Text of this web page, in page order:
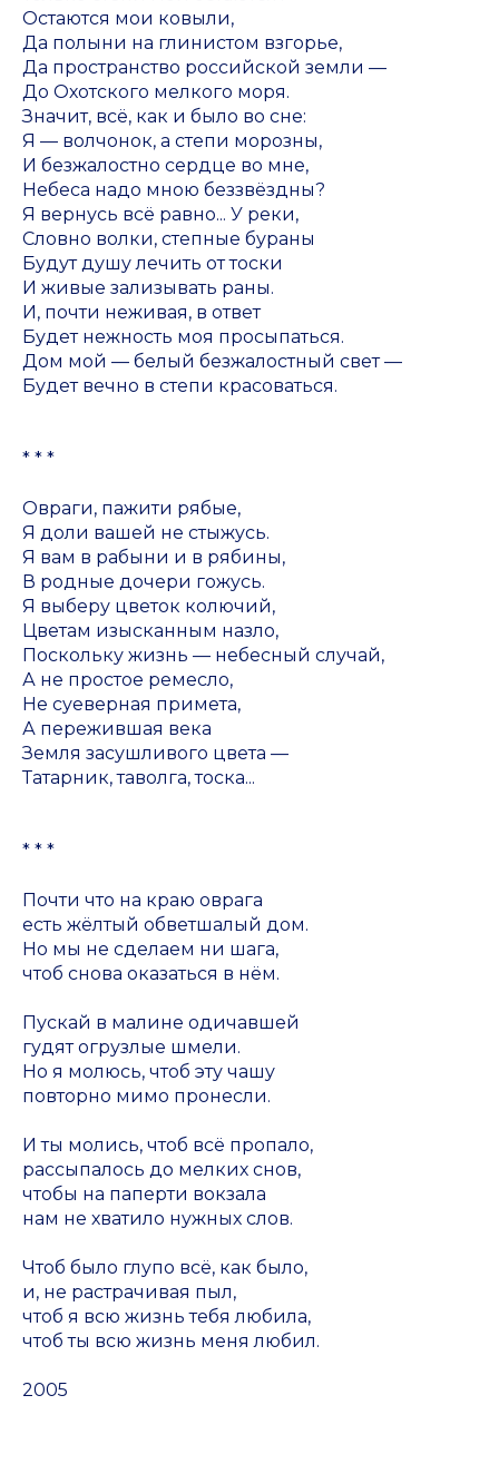
Остаются мои ковыли,
Да полыни на глинистом взгорье,
Да пространство российской земли —
До Охотского мелкого моря.
Значит, всё, как и было во сне:
Я — волчонок, а степи морозны,
И безжалостно сердце во мне,
Небеса надо мною беззвёздны?
Я вернусь всё равно... У реки,
Словно волки, степные бураны
Будут душу лечить от тоски
И живые зализывать раны.
И, почти неживая, в ответ
Будет нежность моя просыпаться.
Дом мой — белый безжалостный свет —
Будет вечно в степи красоваться.
* * *
Овраги, пажити рябые,
Я доли вашей не стыжусь.
Я вам в рабыни и в рябины,
В родные дочери гожусь.
Я выберу цветок колючий,
Цветам изысканным назло,
Поскольку жизнь — небесный случай,
А не простое ремесло,
Не суеверная примета,
А пережившая века
Земля засушливого цвета —
Татарник, таволга, тоска...
* * *
Почти что на краю оврага
есть жёлтый обветшалый дом.
Но мы не сделаем ни шага,
чтоб снова оказаться в нём.
Пускай в малине одичавшей
гудят огрузлые шмели.
Но я молюсь, чтоб эту чашу
повторно мимо пронесли.
И ты молись, чтоб всё пропало,
рассыпалось до мелких снов,
чтобы на паперти вокзала
нам не хватило нужных слов.
Чтоб было глупо всё, как было,
и, не растрачивая пыл,
чтоб я всю жизнь тебя любила,
чтоб ты всю жизнь меня любил.
2005